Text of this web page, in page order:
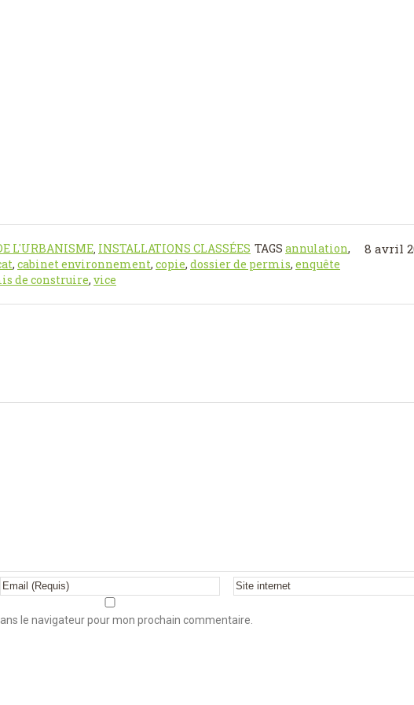
8 avril
L'URBANISME INSTALLATIONS CLASSÉES TAGS annulation,
, cabinet environnement, copie, dossier de permis, enquête
de construire, vice
le navigateur pour mon prochain commentaire.